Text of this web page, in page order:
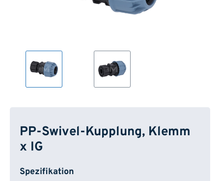
PP-Swivel-Kupplung, Klemm
x IG
Spezifikation